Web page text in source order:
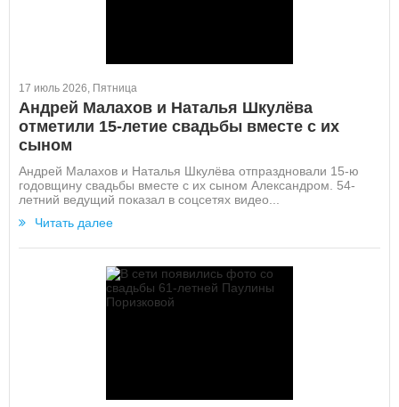
17 июль 2026, Пятница
Андрей Малахов и Наталья Шкулёва
отметили 15-летие свадьбы вместе с их
сыном
Андрей Малахов и Наталья Шкулёва отпраздновали 15-ю
годовщину свадьбы вместе с их сыном Александром. 54-
летний ведущий показал в соцсетях видео...
Читать далее